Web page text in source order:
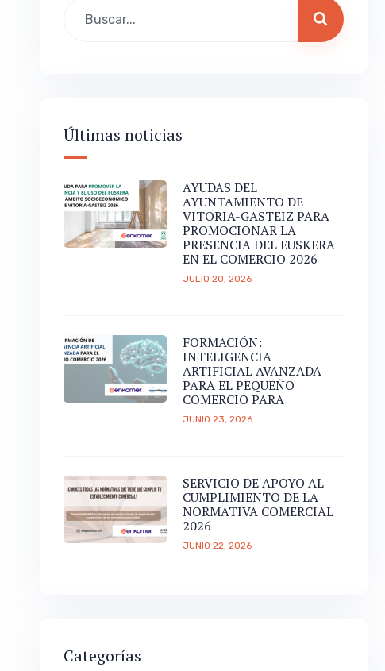
Últimas noticias
AYUDAS DEL
AYUNTAMIENTO DE
VITORIA-GASTEIZ PARA
PROMOCIONAR LA
PRESENCIA DEL EUSKERA
EN EL COMERCIO 2026
JULIO 20, 2026
FORMACIÓN:
INTELIGENCIA
ARTIFICIAL AVANZADA
PARA EL PEQUEÑO
COMERCIO PARA
JUNIO 23, 2026
SERVICIO DE APOYO AL
CUMPLIMIENTO DE LA
NORMATIVA COMERCIAL
2026
JUNIO 22, 2026
Categorías